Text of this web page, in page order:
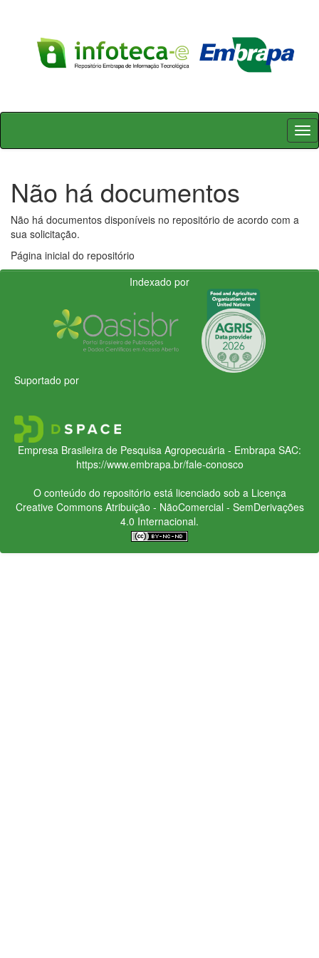
Skip
Não há documentos
Não há documentos disponíveis no repositório de acordo com a
sua solicitação.
Página inicial do repositório
Indexado por
Suportado por
Empresa Brasileira de Pesquisa Agropecuária - Embrapa SAC:
https://www.embrapa.br/fale-conosco
O conteúdo do repositório está licenciado sob a Licença
Creative CommonsAtribuição - NãoComercial - SemDerivações
4.0 Internacional.